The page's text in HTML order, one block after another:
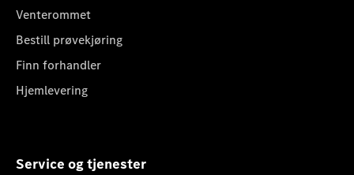
Venterommet
Bestill prøvekjøring
Finn forhandler
Hjemlevering
Service og tjenester